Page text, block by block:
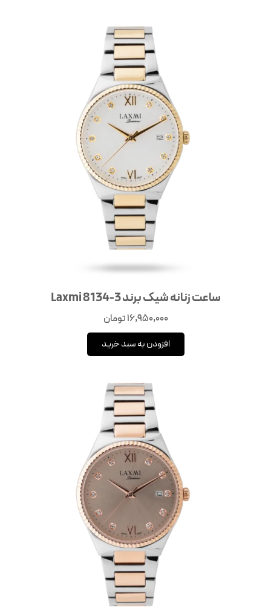
ساعت زنانه شیک برند Laxmi 8134-3
16,950,000تومان
افزودن به سبد خرید